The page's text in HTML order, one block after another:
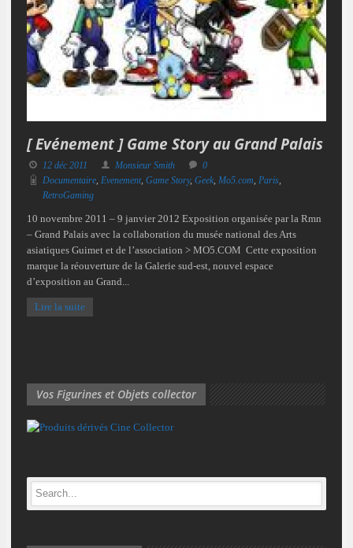
[ Evénement ] Game Story au Grand Palais
12 déc 2011 Monsieur Smith
0
Documentaire, Evenement, Game Story, Geek, Mo5.com, Paris,
RetroGaming
10 novembre 2011 – 9 janvier 2012 Exposition organisée par la Rmn
– Grand Palais avec la collaboration du musée national des Arts
asiatiques Guimet et de l’association > MO5.COM Cette exposition
marque la réouverture de la Galerie sud-est, nouvel espace
d’exposition au Grand...
Lire la suite
Vos Figurines et Objets collector